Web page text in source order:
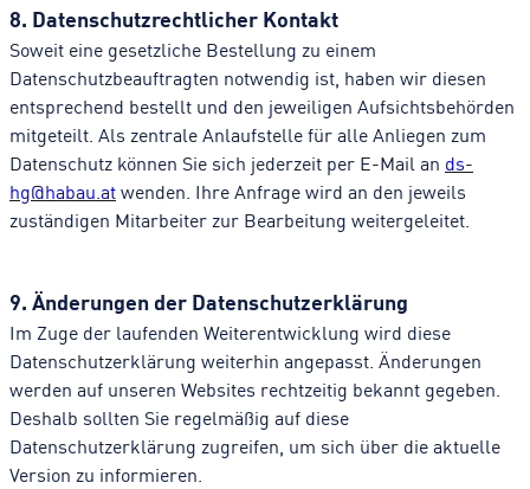
8. Datenschutzrechtlicher Kontakt
Soweit eine gesetzliche Bestellung zu einem
Datenschutzbeauftragten notwendig ist, haben wir diesen
entsprechend bestellt und den jeweiligen Aufsichtsbehörden
mitgeteilt. Als zentrale Anlaufstelle für alle Anliegen zum
Datenschutz können Sie sich jederzeit per E-Mail an ds-
hg@habau.atwenden. Ihre Anfrage wird an den jeweils
zuständigen Mitarbeiter zur Bearbeitung weitergeleitet.
9. Änderungen der Datenschutzerklärung
Im Zuge der laufenden Weiterentwicklung wird diese
Datenschutzerklärung weiterhin angepasst. Änderungen
werden auf unseren Websites rechtzeitig bekannt gegeben.
Deshalb sollten Sie regelmäßig auf diese
Datenschutzerklärung zugreifen, um sich über die aktuelle
Version zu informieren.